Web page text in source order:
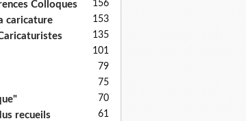
Colloques 156
caricature 153
135
101
79
75
70
recueils 61